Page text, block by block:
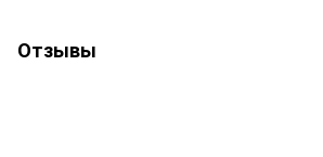
Отзывы